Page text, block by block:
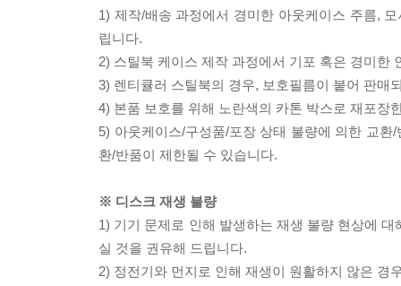
1) 제작/배송 과정에서 경미한 아웃케이스 주름,
립니다.
2) 스틸북 케이스 제작 과정에서 기포 혹은 경미한
3) 렌티큘러 스틸북의 경우, 보호필름이 붙어 판매
4) 본품 보호를 위해 노란색의 카톤 박스로 재포장
5) 아웃케이스/구성품/포장 상태 불량에 의한 교
환/반품이 제한될 수 있습니다.
※ 디스크 재생 불량
1) 기기 문제로 인해 발생하는 재생 불량 현상에
실 것을 권유해 드립니다.
2) 정전기와 먼지로 인해 재생이 원활하지 않은 경